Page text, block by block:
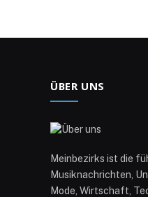
ÜBER UNS
Meinbezirks ist die
Musiknachrichten,
Mode, Wirtschaft,